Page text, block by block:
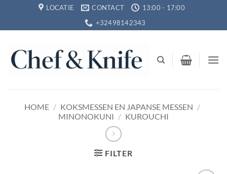
inhoud
LOCATIE CONTACT
13:00 - 17:00
+32498142343
HOME / KOKSMESSEN EN JAPANSE MESSEN /
MINONOKUNI / KUROUCHI
FILTER